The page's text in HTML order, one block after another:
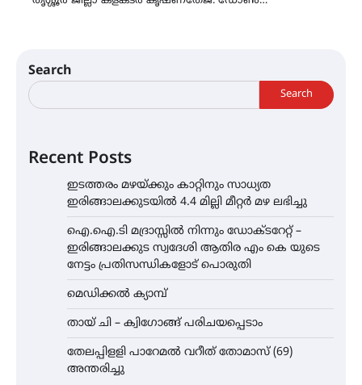
Search
Search
Recent Posts
ഇടത്തരം മഴയ്ക്കും കാറ്റിനും സാധ്യത
ഇരിങ്ങാലക്കുടയിൽ 4.4 മില്ലി മീറ്റർ മഴ ലഭിച്ചു
ഐ.ഐ.ടി മദ്രാസ്സിൽ നിന്നും ഡോക്ടറേറ്റ് –
ഇരിങ്ങാലക്കുട സ്വദേശി ആതിര എം കെ യുടെ
നേട്ടം പ്രതിസന്ധികളോട് പൊരുതി
മെഡിക്കൽ ക്യാമ്പ്
തായ് ചി – ക്വിഗോങ്ങ് പരിചയപ്പെടാം
തേലപ്പിളളി പാറേമൽ വറീത് തോമാസ് (69)
അന്തരിച്ചു